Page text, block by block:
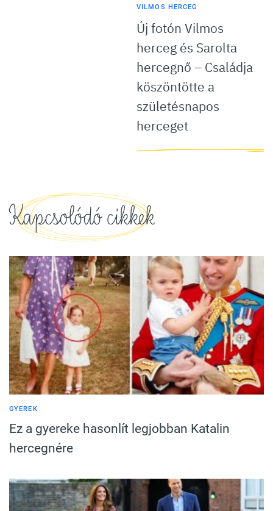
VILMOS HERCEG
Új fotón Vilmos
herceg és Sarolta
hercegnő – Családja
köszöntötte a
születésnapos
herceget
Kapcsolódó cikkek
GYEREK
Ez a gyereke hasonlít legjobban Katalin
hercegnére